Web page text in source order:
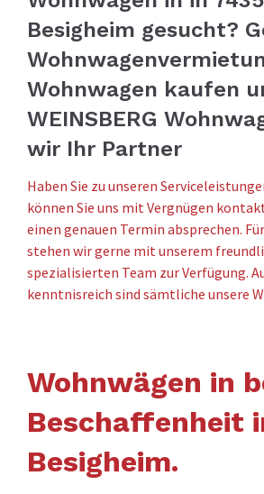
Besigheim gesucht?
Wohnwagen kaufen
WEINSBERG
wir Ihr Partner
Haben Sie zu unseren
können Sie uns mit Vergnügen
einen genauen Termin absprechen.
stehen wir gerne mit unserem
spezialisierten Team zur Verfügung.
kenntnisreich sind sämtliche unsere
Wohnwägen in
Beschaffenheit
Besigheim.